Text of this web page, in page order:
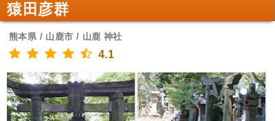
猿田彦群
熊本県 / 山鹿市 / 山鹿 神社
4.1